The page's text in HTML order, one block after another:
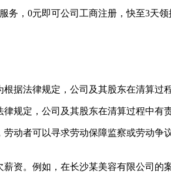
务，0元即可公司工商注册，快至3天领
据法律规定，公司及其股东在清算过
规定，公司及其股东在清算过程中有
动者可以寻求劳动保障监察或劳动争
资。例如，在长沙某美容有限公司的